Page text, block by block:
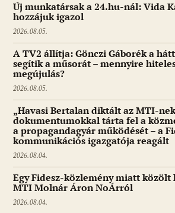
Új munkatársak a 24.hu-nál: Vida
hozzájuk igazol
2026.08.05.
A TV2 állítja: Gönczi Gáborék a
segítik a műsorát – mennyire
megújulás?
2026.08.05.
„Havasi Bertalan diktált az MTI-
dokumentumokkal tárta fel a
a propagandagyár működését – a
kommunikációs igazgatója reagált
2026.08.04.
Egy Fidesz-közlemény miatt közölt
MTI Molnár Áron NoÁrról
2026.08.04.